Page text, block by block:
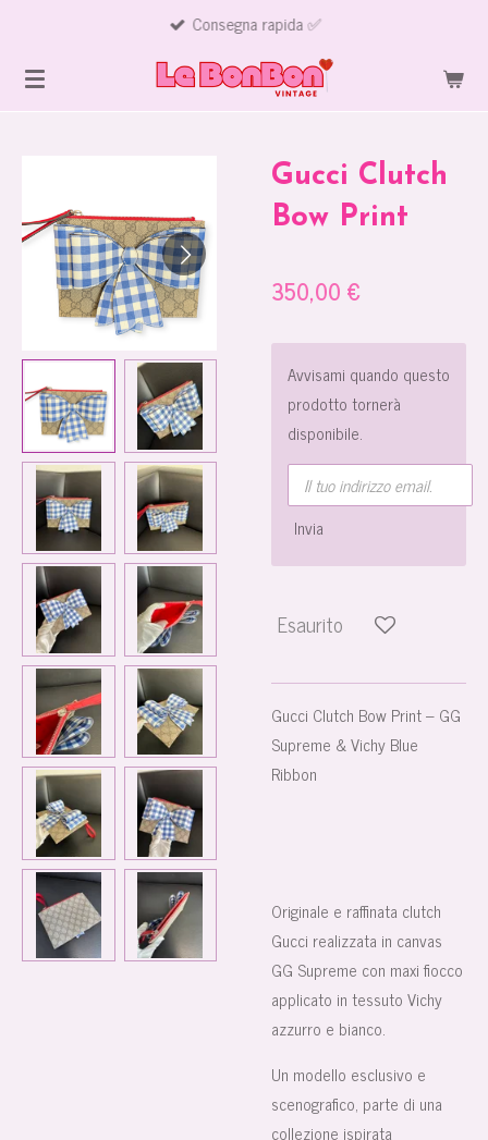
contenuto
principale
Consegna rapida ✅
Gucci Clutch
Bow Print
350,00 €
Avvisami quando questo
prodotto tornerà
disponibile.
Invia
Esaurito
Gucci Clutch Bow Print – GG
Supreme & Vichy Blue
Ribbon
Originale e raffinata clutch
Gucci realizzata in canvas
GG Supreme con maxi fiocco
applicato in tessuto Vichy
azzurro e bianco.
Un modello esclusivo e
scenografico, parte di una
collezione ispirata